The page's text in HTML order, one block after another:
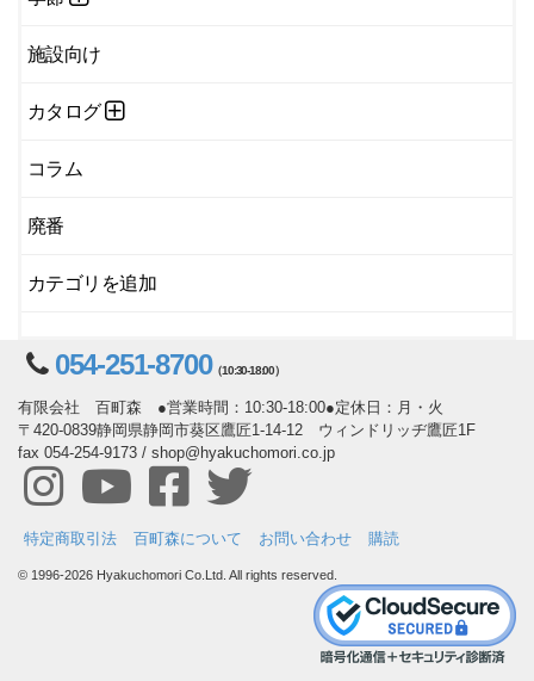
施設向け
カタログ
コラム
廃番
カテゴリを追加
054-251-8700（10:30-18:00）
有限会社 百町森 ●営業時間：10:30-18:00●定休日：月・火
〒420-0839静岡県静岡市葵区鷹匠1-14-12 ウィンドリッヂ鷹匠1F
fax 054-254-9173 / shop@hyakuchomori.co.jp
特定商取引法 百町森について お問い合わせ 購読
© 1996-2026 Hyakuchomori Co.Ltd. All rights reserved.